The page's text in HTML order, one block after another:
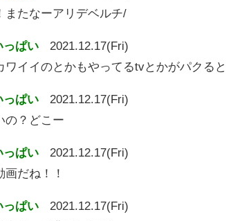
またなーアリデベルチ/
っぱい
2021.12.17(Fri)
ワイイのとかもやってるtvとかがパクる
っぱい
2021.12.17(Fri)
？どこー
っぱい
2021.12.17(Fri)
だね！！
っぱい
2021.12.17(Fri)